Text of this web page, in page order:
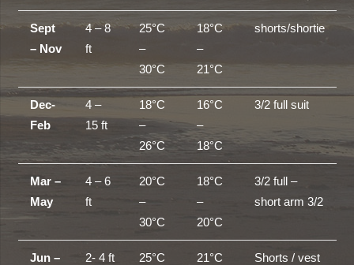
Sept
– Nov
4 – 8
ft
25°C
–
30°C
18°C
–
21°C
shorts/shortie
Dec-
Feb
4 –
15 ft
18°C
–
26°C
16°C
–
18°C
3/2 full suit
Mar –
May
4 – 6
ft
20°C
–
30°C
18°C
–
20°C
3/2 full –
short arm 3/2
Jun –
2- 4 ft
25°C
21°C
Shorts / vest